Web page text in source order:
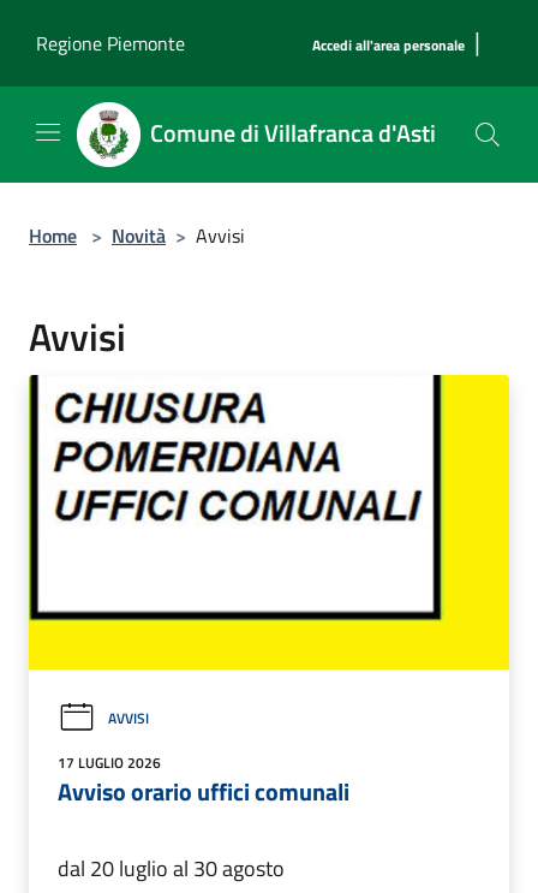
Regione Piemonte
Accedi all'area personale |
Comune di Villafranca d'Asti
Home > Novità > Avvisi
Avvisi
AVVISI
17 LUGLIO 2026
Avviso orario uffici comunali
dal 20 luglio al 30 agosto